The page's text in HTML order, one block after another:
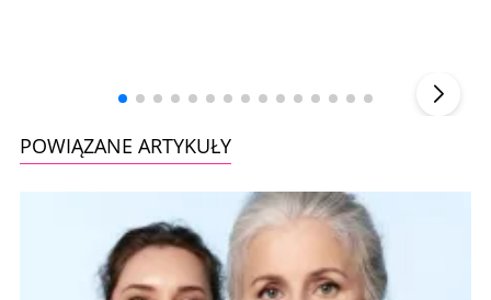
POWIĄZANE ARTYKUŁY